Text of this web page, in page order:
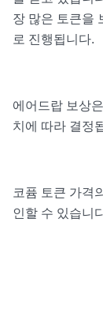
장 많은 토큰을
로 진행됩니다.
에어드랍 보상
치에 따라 결정
코퓸 토큰 가격
인할 수 있습니